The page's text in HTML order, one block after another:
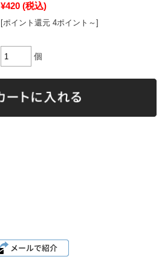
¥420 (税込)
[ポイント還元 4ポイント～]
個